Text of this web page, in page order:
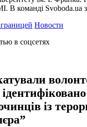
В команді Svoboda.ua
Новости
в соцсетях
із